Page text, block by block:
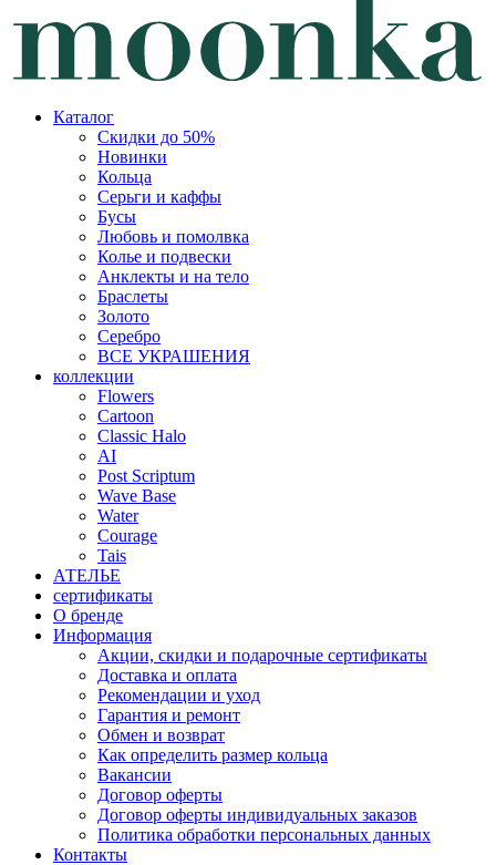
Каталог
Скидки до 50%
Новинки
Кольца
Серьги и каффы
Бусы
Любовь и помолвка
Колье и подвески
Анклекты и на тело
Браслеты
Золото
Серебро
ВСЕ УКРАШЕНИЯ
коллекции
Flowers
Cartoon
Classic Halo
AI
Post Scriptum
Wave Base
Water
Courage
Tais
АТЕЛЬЕ
сертификаты
О бренде
Информация
Акции, скидки и подарочные сертификаты
Доставка и оплата
Рекомендации и уход
Гарантия и ремонт
Обмен и возврат
Как определить размер кольца
Вакансии
Договор оферты
Договор оферты индивидуальных заказов
Политика обработки персональных данных
Контакты